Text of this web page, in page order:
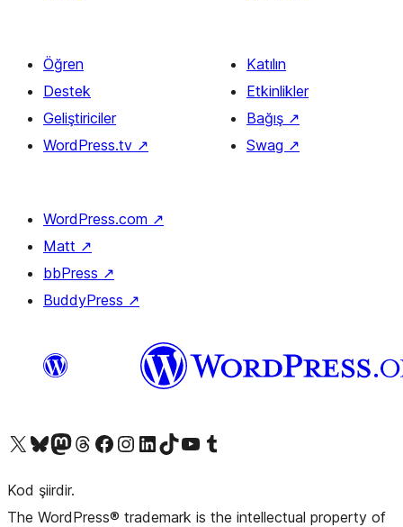
Öğren
Destek
Geliştiriciler
WordPress.tv ↗
Katılın
Etkinlikler
Bağış ↗
Swag ↗
WordPress.com ↗
Matt ↗
bbPress ↗
BuddyPress ↗
X (eski Twitter) hesabımıza bakın
Bluesky hesabımızı ziyaret edinMastodon hesabımızı ziyaret edinThreads hesabımızı ziyaret edinFacebook sayfamızı ziyaret edinInstagram hesabımızı ziyaret edinLinkedIn hesabımızı ziyaret edinTikTok hesabımızı ziyaret edinYouTube kanalımızı ziyaret edinTumblr hesabımızı ziyaret edin
Kod şiirdir.
The WordPress® trademark is the intellectual property of